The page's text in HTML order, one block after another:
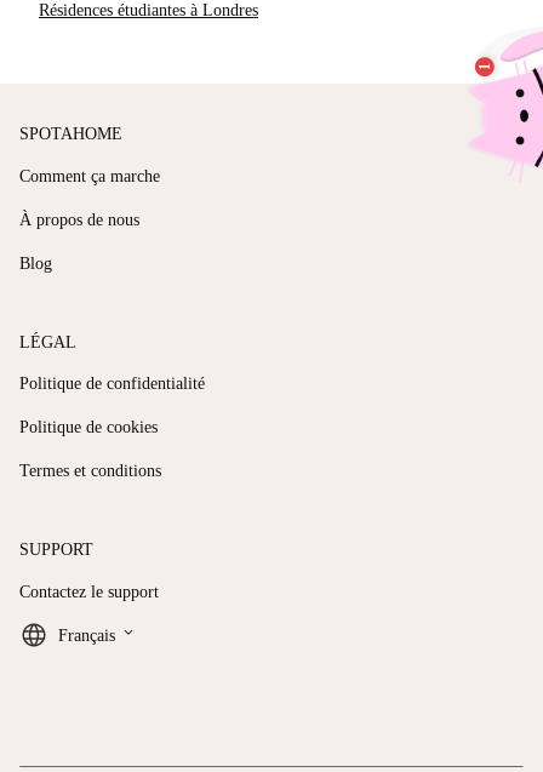
Résidences étudiantes à Londres
SPOTAHOME
Comment ça marche
À propos de nous
Blog
LÉGAL
Politique de confidentialité
Politique de cookies
Termes et conditions
SUPPORT
Contactez le support
Français keyboard_arrow_down